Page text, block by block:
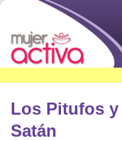
Los Pitufos
Satán